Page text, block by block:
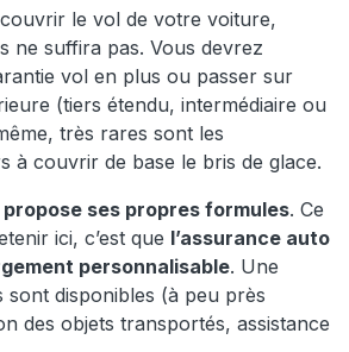
le vol de votre voiture,
ne suffira pas. Vous devrez
vol en plus ou passer sur
(tiers étendu, intermédiaire ou
très rares sont les
à couvrir de base le bris de glace.
ses propres formules. Ce
ici, c’est que l’assurance auto
personnalisable. Une
sont disponibles (à peu près
des objets transportés, assistance